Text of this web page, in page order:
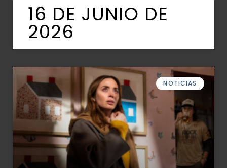
16 DE JUNIO DE
2026
NOTICIAS